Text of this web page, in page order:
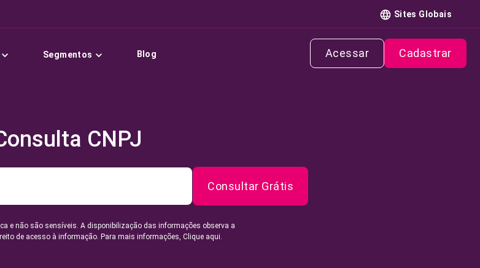
Sites Globais
Segmentos Blog Acessar Cadastrar
CNPJ
Consultar Grátis
e não são sensíveis. A disponibilização das informações observa a
de acesso à informação. Para mais informações, Clique aqui.